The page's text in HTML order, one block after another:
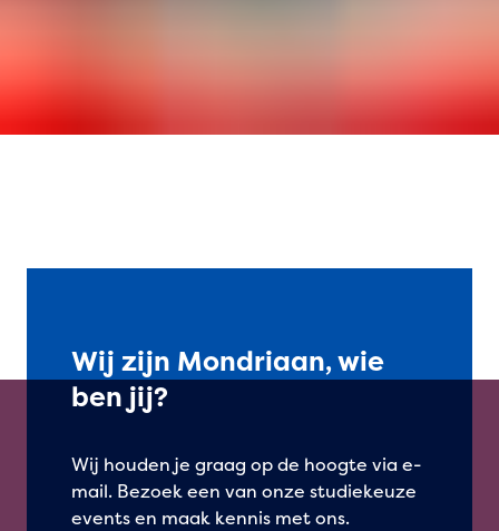
Wij zijn Mondriaan, wie
ben jij?
Wij houden je graag op de hoogte via e-
mail. Bezoek een van onze studiekeuze
events en maak kennis met ons.